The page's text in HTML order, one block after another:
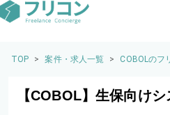
TOP > 案件・求人一覧 > COBOLのフ
【COBOL】生保向け